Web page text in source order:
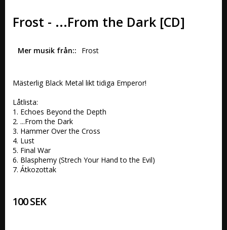
Frost - ...From the Dark [CD]
Mer musik från: Frost
Mästerlig Black Metal likt tidiga Emperor!
Låtlista:
1. Echoes Beyond the Depth
2. ...From the Dark
3. Hammer Over the Cross
4. Lust
5. Final War
6. Blasphemy (Strech Your Hand to the Evil)
7. Átkozottak
100 SEK